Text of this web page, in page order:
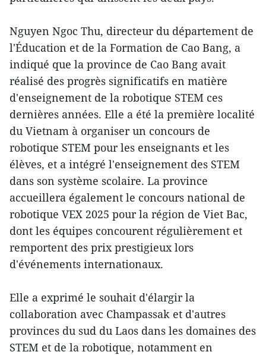
Nguyen Ngoc Thu, directeur du département de
l'Éducation et de la Formation de Cao Bang, a
indiqué que la province de Cao Bang avait
réalisé des progrès significatifs en matière
d'enseignement de la robotique STEM ces
dernières années. Elle a été la première localité
du Vietnam à organiser un concours de
robotique STEM pour les enseignants et les
élèves, et a intégré l'enseignement des STEM
dans son système scolaire. La province
accueillera également le concours national de
robotique VEX 2025 pour la région de Viet Bac,
dont les équipes concourent régulièrement et
remportent des prix prestigieux lors
d'événements internationaux.
Elle a exprimé le souhait d'élargir la
collaboration avec Champassak et d'autres
provinces du sud du Laos dans les domaines des
STEM et de la robotique, notamment en